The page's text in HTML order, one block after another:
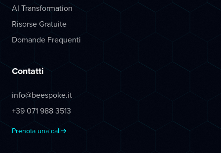
AI Transformation
Risorse Gratuite
Domande Frequenti
Contatti
info@beespoke.it
+39 071 988 3513
Prenota una call